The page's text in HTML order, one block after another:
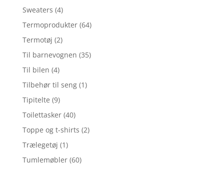
Sweaters (4)
Termoprodukter (64)
Termotøj (2)
Til barnevognen (35)
Til bilen (4)
Tilbehør til seng (1)
Tipitelte (9)
Toilettasker (40)
Toppe og t-shirts (2)
Trælegetøj (1)
Tumlemøbler (60)